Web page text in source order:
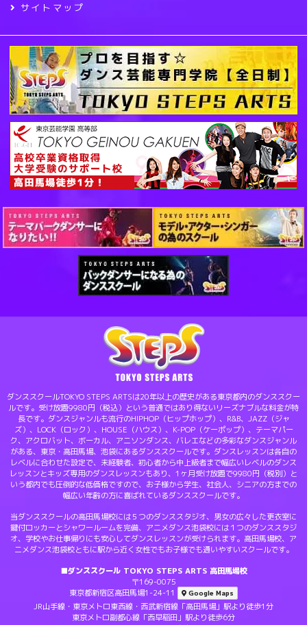
サイトマップ
ダンススクールTOKYO STEPS ARTSは20年以上の歴史がある東京都内のダンススクー
ルです。受け放題9980円（税込）という普通ではあり得ないリーズナブルな料金が特
長です。ダンスジャンルも流行のHIPHOP（ヒップホップ）、R&B、JAZZ（ジャ
ズ）、LOCK（ロック）、HOUSE（ハウス）、K-POP（ケーポップ）、テーマパー
ク、アクロバット、ボーカル、アニソンダンス、バレエなどの多彩なダンスジャンル
がある、東京・高田馬場、池袋にあるダンススクールです。ダンスレッスンは各自の
レベルに合わせた設定で、未経験者、初心者から中上級者まで幅広いレベルのダンス
レッスンとキッズ専用のダンスレッスンもあり、1ヶ月受け放題で9980円（税別）と
いう都内でも圧倒的な低価格ですので、お子様から学生、社会人、シニアの方までの
幅広い年齢の方に喜ばれているダンススクールです。
当ダンススクールの高田馬場校には５つのダンススタジオ、男女の広々した更衣室に
鍵付ロッカーとシャワールームを完備、アニメダンス池袋校には１つのダンススタジ
オ、学校やお仕事帰りにも安心してダンスレッスンが受けられます。高田馬場校、ア
ニメダンス池袋校ともに駅から近く女性でもお子様でも通いやすいスクールです。
■ダンススクール TOKYO STEPS ARTS 高田馬場校
〒169-0075
東京都新宿区高田馬場1-24-11
Google Maps
JR山手線・東京メトロ東西線・西武新宿線「高田馬場」駅より徒歩1分
東京メトロ副都心線「西早稲田」駅より徒歩6分